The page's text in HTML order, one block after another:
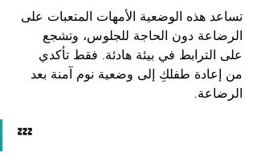
تساعد هذه الوضعية الأمهات المتعبات على
الرضاعة دون الحاجة للجلوس، وتشجع
على الترابط في بيئة هادئة. فقط تأكدي
من إعادة طفلكِ إلى وضعية نوم آمنة بعد
الرضاعة.
💤